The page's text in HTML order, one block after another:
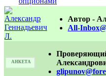
Автор -
All-
АНКЕТА